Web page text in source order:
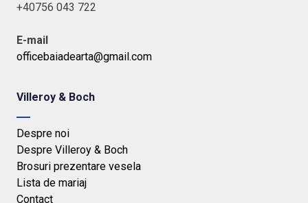
+40756 043 722
E-mail
officebaiadearta@gmail.com
Villeroy & Boch
Despre noi
Despre Villeroy & Boch
Brosuri prezentare vesela
Lista de mariaj
Contact